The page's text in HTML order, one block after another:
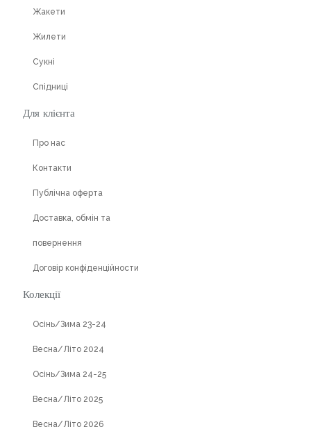
Жакети
Жилети
Сукні
Спідниці
Для клієнта
Про нас
Контакти
Публічна оферта
Доставка, обмін та
повернення
Договір конфіденційности
Колекції
Осінь/Зима 23-24
Весна/Літо 2024
Осінь/Зима 24-25
Весна/Літо 2025
Весна/Літо 2026